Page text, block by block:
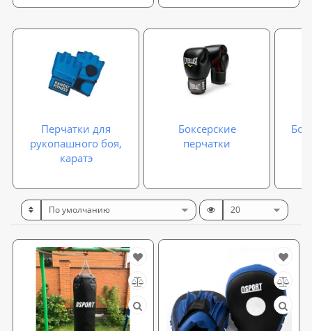
Перчатки для
рукопашного боя,
каратэ
Боксерские
перчатки